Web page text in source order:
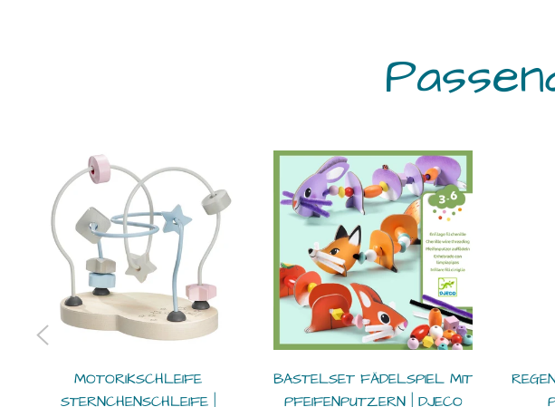
MOTORIKSCHLEIFE
STERNCHENSCHLEIFE |
BASTELSET FÄDELSPIEL MIT
PFEIFENPUTZERN | DJECO